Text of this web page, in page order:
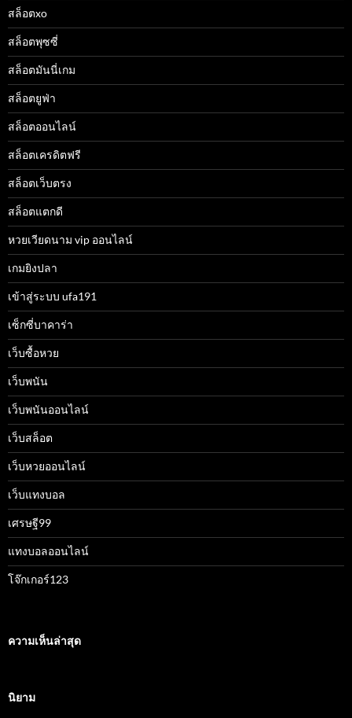
สล็อตxo
สล็อตพุซซี่
สล็อตมันนี่เกม
สล็อตยูฟ่า
สล็อตออนไลน์
สล็อตเครดิตฟรี
สล็อตเว็บตรง
สล็อตแตกดี
หวยเวียดนาม vip ออนไลน์
เกมยิงปลา
เข้าสู่ระบบ ufa191
เซ็กซี่บาคาร่า
เว็บซื้อหวย
เว็บพนัน
เว็บพนันออนไลน์
เว็บสล็อต
เว็บหวยออนไลน์
เว็บแทงบอล
เศรษฐี99
แทงบอลออนไลน์
โจ๊กเกอร์123
ความเห็นล่าสุด
นิยาม